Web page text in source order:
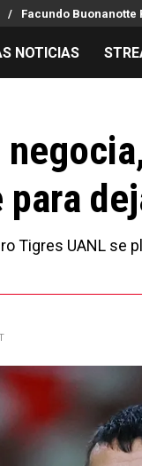
Facundo Buonanotte
Argentina
NOTICIAS
Tigres UANL se